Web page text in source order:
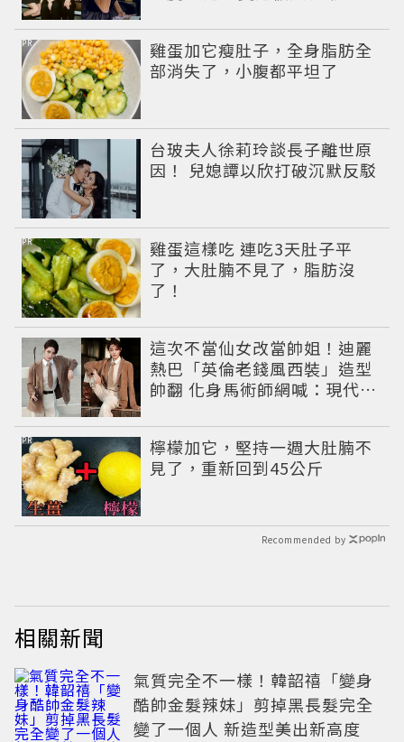
雞蛋加它瘦肚子，全身脂肪全
部消失了，小腹都平坦了
PR
台玻夫人徐莉玲談長子離世原
因！ 兒媳譚以欣打破沉默反駁
雞蛋這樣吃 連吃3天肚子平
了，大肚腩不見了，脂肪沒
了！
PR
這次不當仙女改當帥姐！迪麗
熱巴「英倫老錢風西裝」造型
帥翻 化身馬術師網喊：現代版
檸檬加它，堅持一週大肚腩不
見了，重新回到45公斤
PR
Recommended by
相關新聞
氣質完全不一樣！韓韶禧「變身
酷帥金髮辣妹」剪掉黑長髮完全
變了一個人 新造型美出新高度